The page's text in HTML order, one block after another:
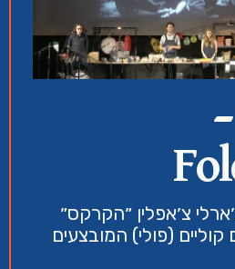
צ׳אפלין ״הקרקס״
קוליים (פולי) המובצעים